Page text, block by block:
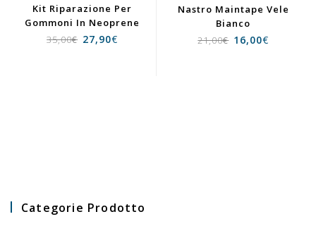
Kit Riparazione Per
Gommoni In Neoprene
35,00€ 27,90€
Nastro Maintape Vele
Bianco
21,00€ 16,00€
Categorie Prodotto